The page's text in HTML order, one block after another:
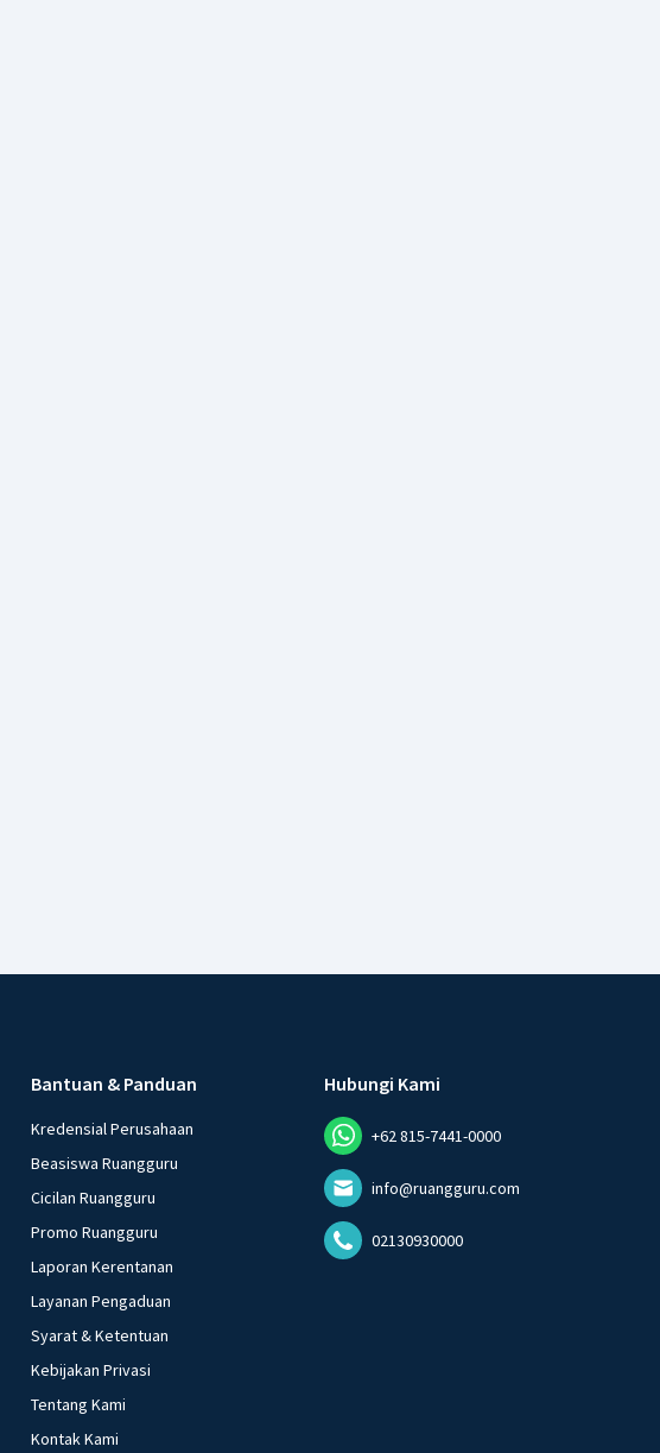
Bantuan & Panduan
Kredensial Perusahaan
Beasiswa Ruangguru
Cicilan Ruangguru
Promo Ruangguru
Laporan Kerentanan
Layanan Pengaduan
Syarat & Ketentuan
Kebijakan Privasi
Tentang Kami
Kontak Kami
Hubungi Kami
+62 815-7441-0000
info@ruangguru.com
02130930000